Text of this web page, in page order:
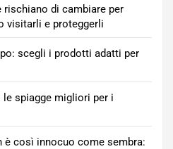
di cambiare per
visitarli e proteggerli
scegli i prodotti adatti per
le spiagge migliori per i
è così innocuo come sembra: